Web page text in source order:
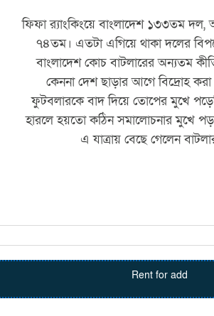
ফিফা র‌্যাংকিংয়ে বাংলাদেশ ১৩৩তম দল,
৭৪তম। এতটা এগিয়ে থাকা দলের
বাংলাদেশ কোচ বাটলারের অন্যতম
কেননা দেশ ছাড়ার আগে বিদ্রোহ
ফুটবলারকে বাদ দিয়ে তোপের মুখে
হারলে হয়তো কঠিন সমালোচনার মুখে
এ যাত্রায় বেছে গেলেন
Rent for add